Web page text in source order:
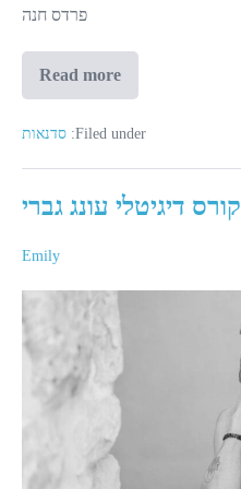
פרדס חנה
Read more
סדנת
טנטרה
Filed under: סדנאות
קורס דיגיטלי עונג גברי
Emily